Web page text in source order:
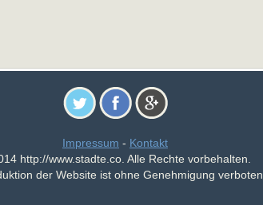
Impressum - Kontakt
http://www.stadte.co. Alle Rechte vorbehalten.
der Website ist ohne Genehmigung verboten.